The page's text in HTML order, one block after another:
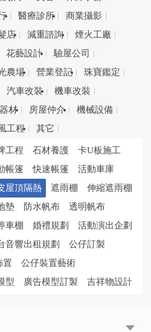
醫療診所
商業攝影
店 減重諮詢
煙火工廠
花藝設計
驗屋公司
農場 營業登記
珠寶鑑定
汽車改裝
機車改裝
材 房屋仲介
機械設備
工程 其它
工程 石材養護
卡U板施工
帳篷 快速帳篷
活動車庫
屋頂隔熱 遮雨棚
伸縮遮雨棚
墊 防水帆布
透明帆布
車棚 婚禮規劃
活動演出企劃
音響出租規劃
公仔訂製
置
公仔裝置藝術
型 廣告模型訂製 吉祥物設計